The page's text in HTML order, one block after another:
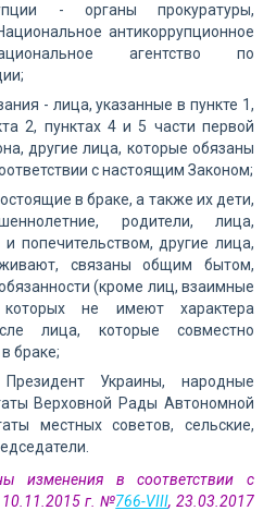
- органы прокуратуры,
антикоррупционное
агентство по
- лица, указанные в пункте 1,
2, пунктах 4 и 5 части первой
другие лица, которые обязаны
с настоящим Законом;
в браке, а также их дети,
родители, лица,
попечительством, другие лица,
связаны общим бытом,
(кроме лиц, взаимные
не имеют характера
лица, которые совместно
браке;
Украины, народные
Верховной Рады Автономной
местных советов, сельские,
изменения в соответствии с
10.11.2015 г. №766-VIII, 23.03.2017